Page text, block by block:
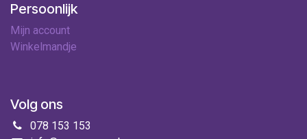
Persoonlijk
Mijn account
Winkelmandje
Volg ons
078 153 153